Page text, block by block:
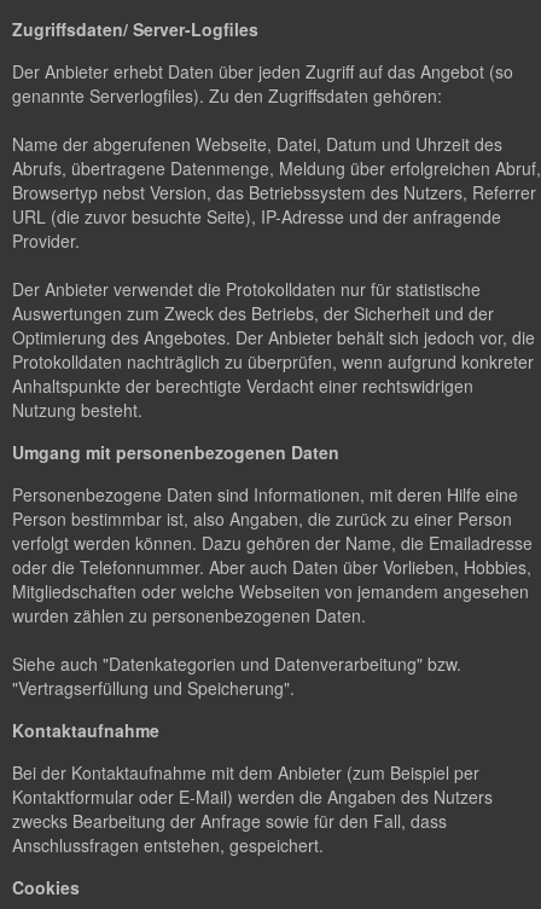
Zugriffsdaten/ Server-Logfiles
Der Anbieter erhebt Daten über jeden Zugriff auf das Angebot (so
genannte Serverlogfiles). Zu den Zugriffsdaten gehören:
Name der abgerufenen Webseite, Datei, Datum und Uhrzeit des
Abrufs, übertragene Datenmenge, Meldung über erfolgreichen Abruf,
Browsertyp nebst Version, das Betriebssystem des Nutzers, Referrer
URL (die zuvor besuchte Seite), IP-Adresse und der anfragende
Provider.
Der Anbieter verwendet die Protokolldaten nur für statistische
Auswertungen zum Zweck des Betriebs, der Sicherheit und der
Optimierung des Angebotes. Der Anbieter behält sich jedoch vor, die
Protokolldaten nachträglich zu überprüfen, wenn aufgrund konkreter
Anhaltspunkte der berechtigte Verdacht einer rechtswidrigen
Nutzung besteht.
Umgang mit personenbezogenen Daten
Personenbezogene Daten sind Informationen, mit deren Hilfe eine
Person bestimmbar ist, also Angaben, die zurück zu einer Person
verfolgt werden können. Dazu gehören der Name, die Emailadresse
oder die Telefonnummer. Aber auch Daten über Vorlieben, Hobbies,
Mitgliedschaften oder welche Webseiten von jemandem angesehen
wurden zählen zu personenbezogenen Daten.
Siehe auch "Datenkategorien und Datenverarbeitung" bzw.
"Vertragserfüllung und Speicherung".
Kontaktaufnahme
Bei der Kontaktaufnahme mit dem Anbieter (zum Beispiel per
Kontaktformular oder E-Mail) werden die Angaben des Nutzers
zwecks Bearbeitung der Anfrage sowie für den Fall, dass
Anschlussfragen entstehen, gespeichert.
Cookies